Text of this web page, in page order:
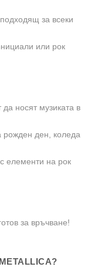
за всеки
или рок
носят музиката в
рожден ден, коледа
елементи на рок
за връчване!